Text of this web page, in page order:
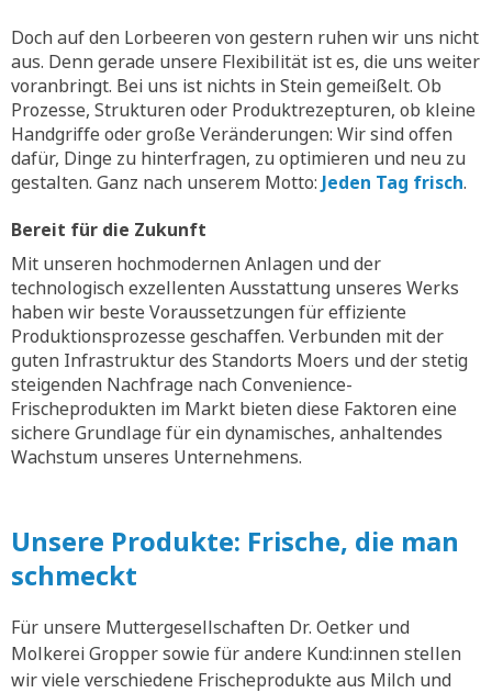
Doch auf den Lorbeeren von gestern ruhen wir uns nicht
aus. Denn gerade unsere Flexibilität ist es, die uns weiter
voranbringt. Bei uns ist nichts in Stein gemeißelt. Ob
Prozesse, Strukturen oder Produktrezepturen, ob kleine
Handgriffe oder große Veränderungen: Wir sind offen
dafür, Dinge zu hinterfragen, zu optimieren und neu zu
gestalten. Ganz nach unserem Motto: Jeden Tag frisch.
Bereit für die Zukunft
Mit unseren hochmodernen Anlagen und der
technologisch exzellenten Ausstattung unseres Werks
haben wir beste Voraussetzungen für effiziente
Produktionsprozesse geschaffen. Verbunden mit der
guten Infrastruktur des Standorts Moers und der stetig
steigenden Nachfrage nach Convenience-
Frischeprodukten im Markt bieten diese Faktoren eine
sichere Grundlage für ein dynamisches, anhaltendes
Wachstum unseres Unternehmens.
Unsere Produkte: Frische, die man
schmeckt
Für unsere Muttergesellschaften Dr. Oetker und
Molkerei Gropper sowie für andere Kund:innen stellen
wir viele verschiedene Frischeprodukte aus Milch und